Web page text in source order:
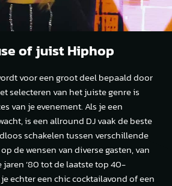
of juist Hiphop
voor een groot deel bepaald door
selecteren van het juiste genre is
van je evenement. Als je een
is een allround DJ vaak de beste
schakelen tussen verschillende
de wensen van diverse gasten, van
’80 tot de laatste top 40-
echter een chic cocktailavond of een